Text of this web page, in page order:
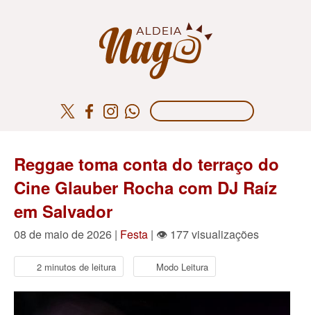
Reggae toma conta do terraço do
Cine Glauber Rocha com DJ Raíz
em Salvador
08 de maio de 2026 | Festa | 👁 177 visualizações
2 minutos de leitura Modo Leitura